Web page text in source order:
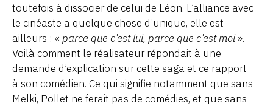
toutefois à dissocier de celui de Léon. L’alliance avec
le cinéaste a quelque chose d’unique, elle est
ailleurs : « parce que c’est lui, parce que c’est moi».
Voilà comment le réalisateur répondait à une
demande d’explication sur cette saga et ce rapport
à son comédien. Ce qui signifie notamment que sans
Melki, Pollet ne ferait pas de comédies, et que sans